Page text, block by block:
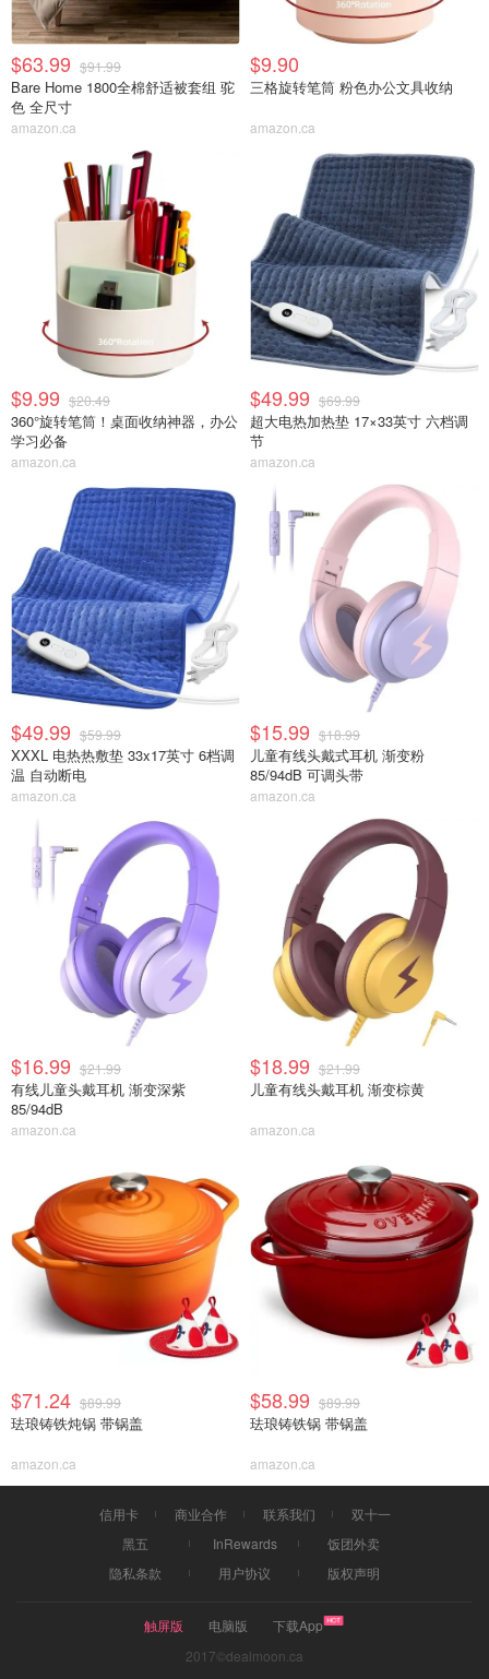
$63.99 $91.99
Bare Home 1800全棉舒适被套组 驼
色 全尺寸
amazon.ca
$9.90
三格旋转笔筒 粉色办公文具收纳
amazon.ca
$9.99 $20.49
360°旋转笔筒！桌面收纳神器，办公
学习必备
amazon.ca
$49.99 $69.99
超大电热加热垫 17×33英寸 六档调
节
amazon.ca
$49.99 $59.99
XXXL 电热热敷垫 33x17英寸 6档调
温 自动断电
amazon.ca
$15.99 $18.99
儿童有线头戴式耳机 渐变粉
85/94dB 可调头带
amazon.ca
$16.99 $21.99
有线儿童头戴耳机 渐变深紫
85/94dB
amazon.ca
$18.99 $21.99
儿童有线头戴耳机 渐变棕黄
amazon.ca
$71.24 $89.99
珐琅铸铁炖锅 带锅盖
amazon.ca
$58.99 $89.99
珐琅铸铁锅 带锅盖
amazon.ca
信用卡 商业合作 联系我们
双十一
黑五
InRewards
饭团外卖
隐私条款
用户协议 版权声明
触屏版 电脑版
下载App
2017©dealmoon.ca